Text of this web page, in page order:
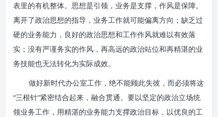
表里的有机整体。思想是引领，业务是支撑，作风是保障。
离开了政治思想的指导，业务工作就可能偏离方向；缺乏过
硬的业务能力，良好的政治思想和工作作风就难以有效落
实；没有严谨务实的作风，再高远的政治站位和再精湛的业
务技能也无法转化为实际成效。
做好新时代办公室工作，绝不能顾此失彼，而必须将这
“三根针”紧密结合起来，融合贯通。要以坚定的政治立场统
领业务工作，用精湛的业务能力支撑政治目标，以优良的工